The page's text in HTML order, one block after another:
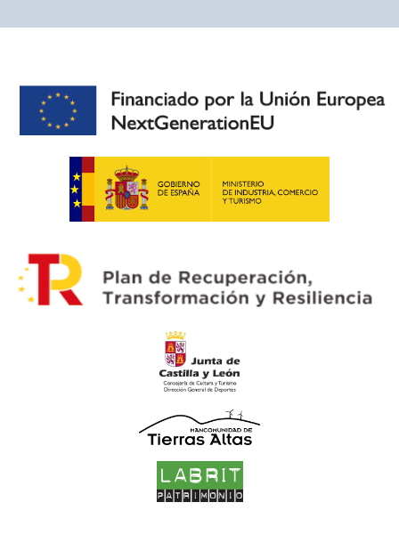
realizado este papel en el Ayuntamiento
también es día festivo y en víspera hay baile.